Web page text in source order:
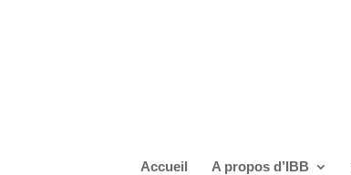
Accueil A propos d’IBB